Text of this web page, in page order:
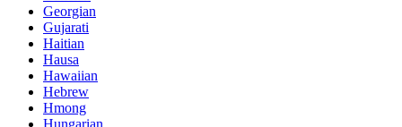
Georgian
Gujarati
Haitian
Hausa
Hawaiian
Hebrew
Hmong
Hungarian